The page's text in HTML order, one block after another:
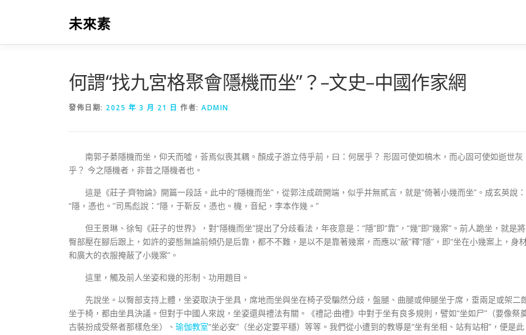
要
未來素
何謂“找九宮格聚會隱機而坐”？–文史–中國作家網
發佈日期: 2025 年 3 月 21 日 作者: ADMIN
南郭子綦隱機而坐，仰天而噓，荅焉似喪其耦。顏成子游立侍乎前，曰：何居乎？ 形固可使如槁木，而心固可使如逝世灰
乎？ 今之隱機者，非昔之隱機者也。
這是《莊子·齊物論》開篇一段話。此中的“隱機而坐”，從郭注成疏開端，似乎并無貳言，就是“倚著小幾而坐”。成玄英說：
“隱，憑也。”司馬彪說：“隱，于靳反，憑也。機，音紀，李本作幾。”
但王景琳、徐匋《莊子的世界》，對“隱機而坐”提出了分歧看法，年夜意是：“隱”即“靠”，“幾”即“幾案”。前人跪坐，就是將
臀部壓在腳后跟上，如許的姿態無論前傾仍是后靠，都不不難，是以不是靠著幾案，而應以“蔽”釋“隱”，即“坐在小幾案上，身
和廣大的衣服掩蔽了小幾案”。
這里，觸及前人坐姿和幾的形制、功用題目。
先說坐。以臀部支持上體，坐姿取決于坐具，席地而坐與坐在椅子受騙然分歧，盤腿、曲腿或伸腿坐于席，垂兩足或架二
坐于椅，都由坐具決議。但對于中國人來說，坐姿還與禮法有關。《禮記·曲禮》中對于坐有良多規則，譬如“坐如尸”（要像祭
古裝扮成受祭者那樣危坐）、 瑜伽教室“坐必安”（坐必定要平穩）等等。我們從小遭到的教導是“坐有坐相、站有站相”，便是此